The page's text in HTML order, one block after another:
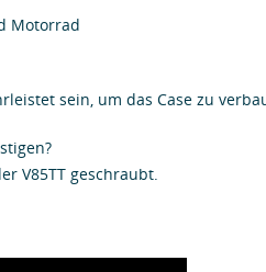
Motorrad
sein, um das Case zu
V85TT geschraubt.